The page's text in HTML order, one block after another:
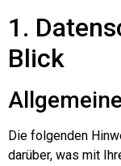
1.
Blick
Die folgenden
darüber, was mit